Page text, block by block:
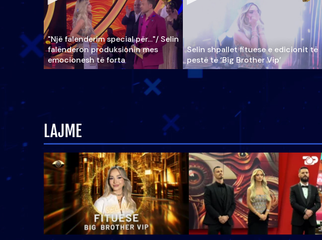
"Një falenderim special për…"/ Selin
falënderon produksionin mes
emocionesh të forta
Selin shpallet fituese e edicionit të
pestë të ‘Big Brother Vip’
LAJME